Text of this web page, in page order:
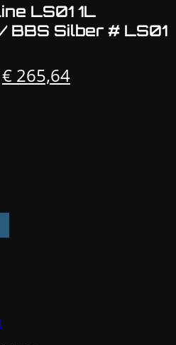
LS01 1L
BBS Silber # LS01
Ursprünglicher
€ 265,64Aktueller